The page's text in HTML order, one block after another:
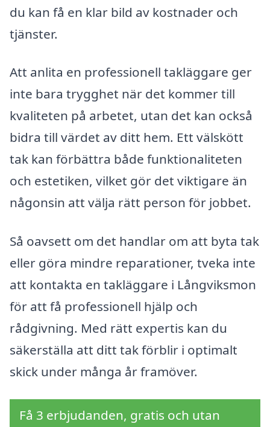
du kan få en klar bild av kostnader och
tjänster.
Att anlita en professionell takläggare ger
inte bara trygghet när det kommer till
kvaliteten på arbetet, utan det kan också
bidra till värdet av ditt hem. Ett välskött
tak kan förbättra både funktionaliteten
och estetiken, vilket gör det viktigare än
någonsin att välja rätt person för jobbet.
Så oavsett om det handlar om att byta tak
eller göra mindre reparationer, tveka inte
att kontakta en takläggare i Långviksmon
för att få professionell hjälp och
rådgivning. Med rätt expertis kan du
säkerställa att ditt tak förblir i optimalt
skick under många år framöver.
Få 3 erbjudanden, gratis och utan